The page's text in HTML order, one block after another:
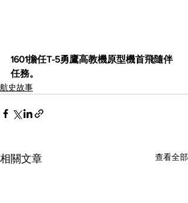
1601擔任T-5勇鷹高教機原型機首飛隨伴
任務。
航史故事
相關文章 查看全部